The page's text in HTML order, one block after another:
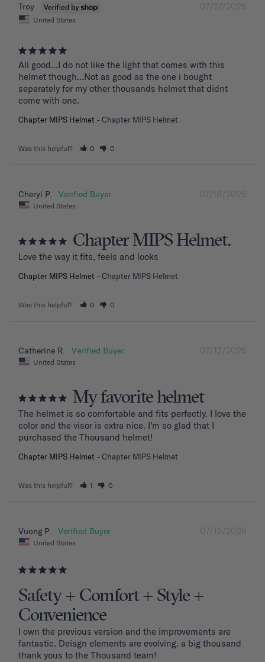
07/27/2026
Troy
United States
All good...I do not like the light that comes with this
helmet though...Not as good as the one i bought
separately for my other thousands helmet that didnt
come with one.
Chapter MIPS Helmet Chapter MIPS Helmet
Was this helpful? 0 0
07/18/2026
Cheryl P.
United States
Chapter MIPS Helmet.
Love the way it fits, feels and looks
Chapter MIPS Helmet Chapter MIPS Helmet
Was this helpful? 0 0
07/12/2026
Catherine R.
United States
My favorite helmet
The helmet is so comfortable and fits perfectly. I love the
color and the visor is extra nice. I’m so glad that I
purchased the Thousand helmet!
Chapter MIPS Helmet Chapter MIPS Helmet
Was this helpful? 1 0
07/12/2026
Vuong P.
United States
Safety + Comfort + Style +
Convenience
I own the previous version and the improvements are
fantastic. Deisgn elements are evolving. a big thousand
thank yous to the Thousand team!